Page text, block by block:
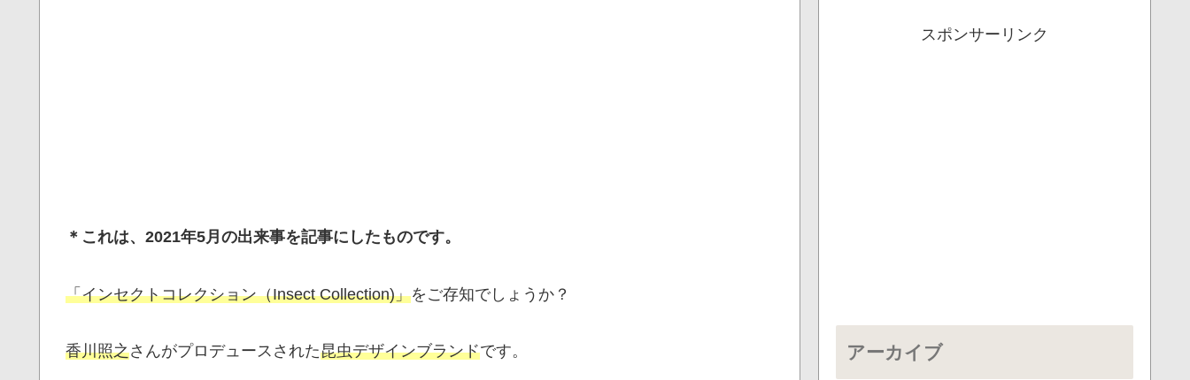
＊これは、2021年5月の出来事を記事にしたものです。
「インセクトコレクション（Insect Collection)」をご存知でしょうか？
香川照之さんがプロデュースされた昆虫デザインブランドです。
スポンサーリンク
アーカイブ